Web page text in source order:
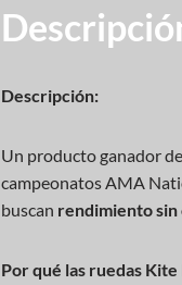
Descripción:
Un producto ganador
campeonatos AMA
buscan rendimiento sin
Por qué las ruedas